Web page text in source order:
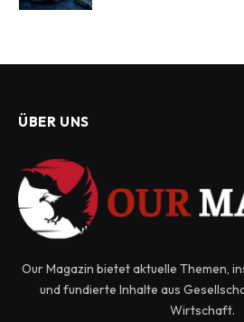
ÜBER UNS
Our Magazin bietet aktuelle Themen,
und fundierte Inhalte aus
Wirtschaft.